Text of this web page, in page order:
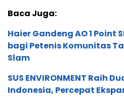
Baca Juga:
Haier Gandeng AO 1 Point
bagi Petenis Komunitas
Slam
SUS ENVIRONMENT Raih
Indonesia, Percepat